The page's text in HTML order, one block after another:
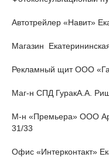
Автотрейлер «Навит»
Магазин
Рекламный щит ООО
Маг-н СПД ГуракА.А.
М-н «Премьера» ООО
31/33
Офис «Интерконтакт»